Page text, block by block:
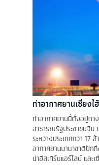
ท่าอากาศยานเซี่ยงไ
ท่าอากาศยานนี้ตั้งอยู่ทา
สาธารณรัฐประชาชนจีน
ระหว่างประเทศกว่า 17
อากาศยานนานาชาติปัก
น่าอีสเทิร์นแอร์ไลน์ และ